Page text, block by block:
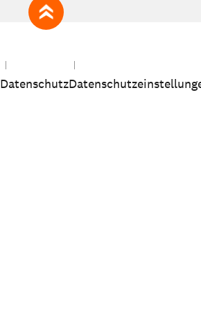
zum Seitenanfang
Datenschutz